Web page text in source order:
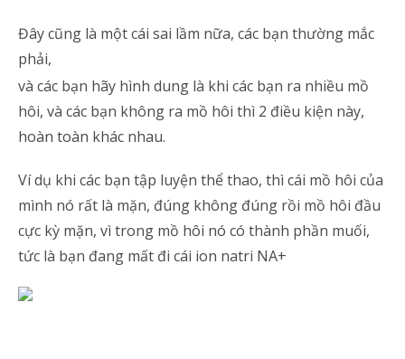
Đây cũng là một cái sai lầm nữa, các bạn thường mắc
phải,
và các bạn hãy hình dung là khi các bạn ra nhiều mồ
hôi, và các bạn không ra mồ hôi thì 2 điều kiện này,
hoàn toàn khác nhau.
Ví dụ khi các bạn tập luyện thể thao, thì cái mồ hôi của
mình nó rất là mặn, đúng không đúng rồi mồ hôi đầu
cực kỳ mặn, vì trong mồ hôi nó có thành phần muối,
tức là bạn đang mất đi cái ion natri NA+